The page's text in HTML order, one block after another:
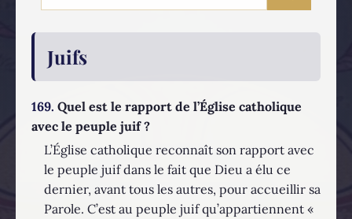
Juifs
169. Quel est le rapport de l’Église catholique
avec le peuple juif ?
L’Église catholique reconnaît son rapport avec
le peuple juif dans le fait que Dieu a élu ce
dernier, avant tous les autres, pour accueillir sa
Parole. C’est au peuple juif qu’appartiennent «